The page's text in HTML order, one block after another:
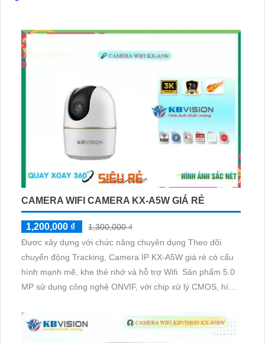
CAMERA WIFI CAMERA KX-A5W GIÁ RẺ
1,200,000 ₫
1,300,000 ₫
Được xây dựng với chức năng chuyên dụng Theo dõi
chuyển động Tracking, Camera IP KX-A5W giá rẻ có cấu
hình mạnh mẽ, khe thẻ nhớ và hỗ trợ Wifi. Sản phẩm 5.0
MP sử dụng công nghệ ONVIF, với chip xử lý CMOS, hình
dành cho theo dõi chuyển động, Camera Giá rẻ KX-A5W
mang lại chất lượng hình ảnh sắc nét 5